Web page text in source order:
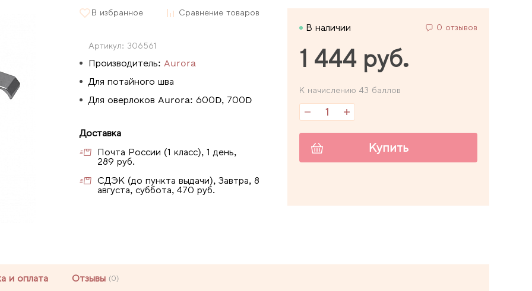
В избранное Сравнение товаров
Артикул: 306561
Производитель: Aurora
Для потайного шва
Для оверлоков Aurora: 600D, 700D
Доставка
Почта России (1 класс), 1 день,
289 руб.
СДЭК (до пункта выдачи), Завтра, 8
августа, суббота, 470 руб.
В наличии 0 отзывов
1 444 руб.
К начислению 43 баллов
Купить
и оплата Отзывы (0)